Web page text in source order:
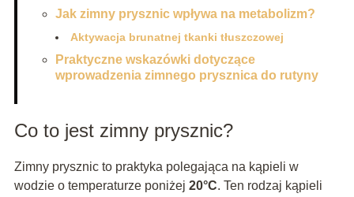
Jak zimny prysznic wpływa na metabolizm?
Aktywacja brunatnej tkanki tłuszczowej
Praktyczne wskazówki dotyczące
wprowadzenia zimnego prysznica do rutyny
Co to jest zimny prysznic?
Zimny prysznic to praktyka polegająca na kąpieli w
wodzie o temperaturze poniżej 20°C. Ten rodzaj kąpieli